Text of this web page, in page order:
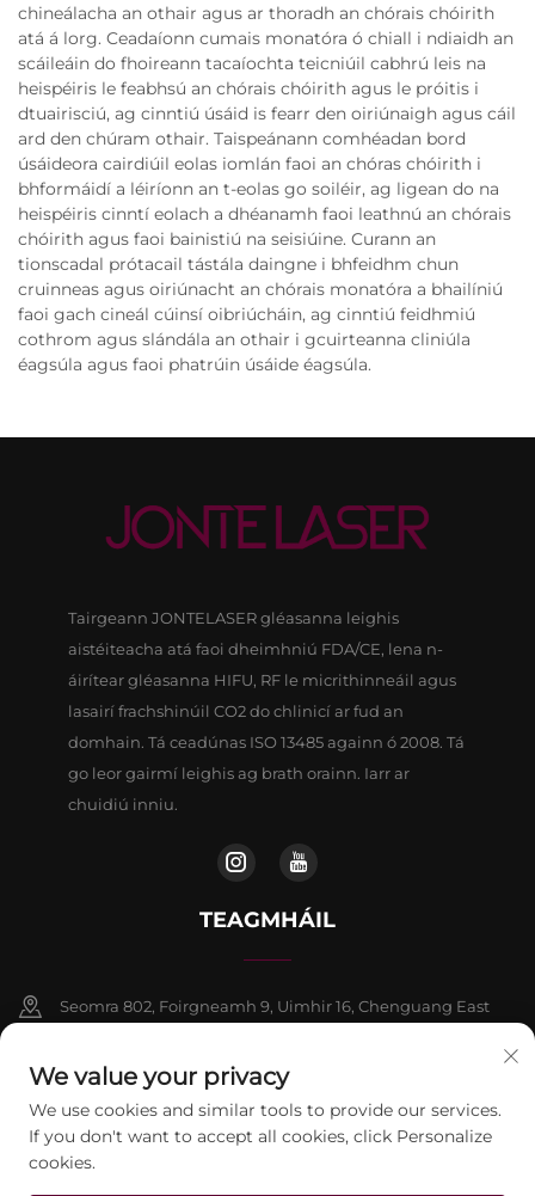
chineálacha an othair agus ar thoradh an chórais chóirith
atá á lorg. Ceadaíonn cumais monatóra ó chiall i ndiaidh an
scáileáin do fhoireann tacaíochta teicniúil cabhrú leis na
heispéiris le feabhsú an chórais chóirith agus le próitis i
dtuairisciú, ag cinntiú úsáid is fearr den oiriúnaigh agus cáil
ard den chúram othair. Taispeánann comhéadan bord
úsáideora cairdiúil eolas iomlán faoi an chóras chóirith i
bhformáidí a léiríonn an t-eolas go soiléir, ag ligean do na
heispéiris cinntí eolach a dhéanamh faoi leathnú an chórais
chóirith agus faoi bainistiú na seisiúine. Curann an
tionscadal prótacail tástála daingne i bhfeidhm chun
cruinneas agus oiriúnacht an chórais monatóra a bhailíniú
faoi gach cineál cúinsí oibriúcháin, ag cinntiú feidhmiú
cothrom agus slándála an othair i gcuirteanna cliniúla
éagsúla agus faoi phatrúin úsáide éagsúla.
Tairgeann JONTELASER gléasanna leighis
aistéiteacha atá faoi dheimhniú FDA/CE, lena n-
áirítear gléasanna HIFU, RF le micrithinneáil agus
lasairí frachshinúil CO2 do chlinicí ar fud an
domhain. Tá ceadúnas ISO 13485 againn ó 2008. Tá
go leor gairmí leighis ag brath orainn. Iarr ar
chuidiú inniu.
TEAGMHÁIL
Seomra 802, Foirgneamh 9, Uimhir 16, Chenguang East
+86-13911459627
[email protected]
We value your privacy
We use cookies and similar tools to provide our services.
If you don't want to accept all cookies, click Personalize
cookies.